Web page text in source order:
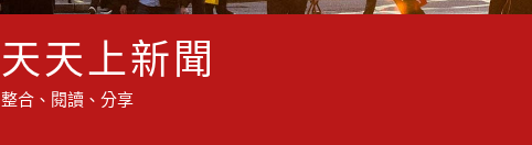
天天上新聞
整合、閱讀、分享